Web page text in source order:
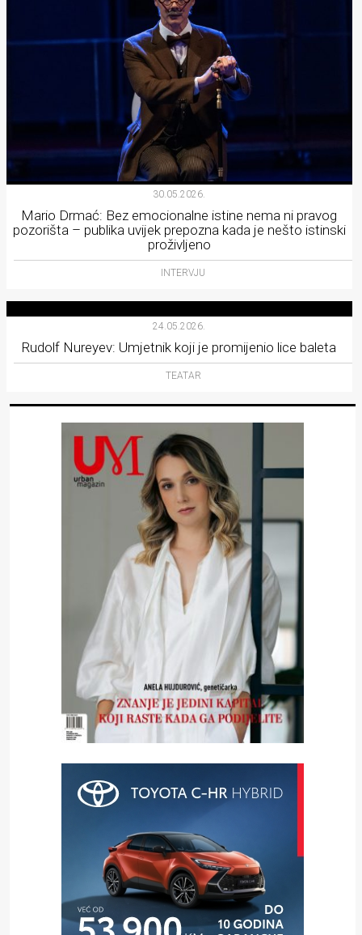
30.05.2026.
Mario Drmać: Bez emocionalne istine nema ni pravog
pozorišta – publika uvijek prepozna kada je nešto istinski
proživljeno
INTERVJU
24.05.2026.
Rudolf Nureyev: Umjetnik koji je promijenio lice baleta
TEATAR